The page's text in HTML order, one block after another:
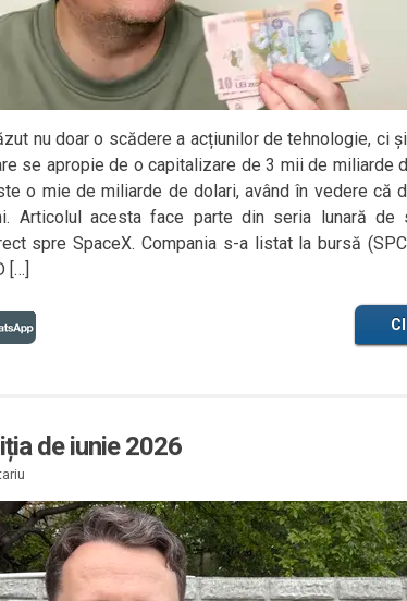
nu doar o scădere a acțiunilor de tehnologie, ci
se apropie de o capitalizare de 3 mii de miliarde
o mie de miliarde de dolari, având în vedere că
Articolul acesta face parte din seria lunară de
spre SpaceX. Compania s-a listat la bursă
[…]
de iunie 2026